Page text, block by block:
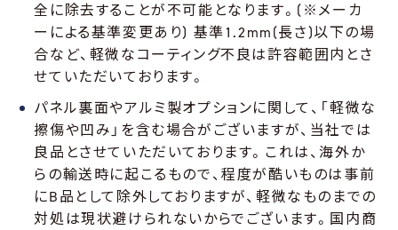
全に除去することが不可能となります。(※メーカ
ーによる基準変更あり) 基準1.2mm(長さ)以下の場
合など、軽微なコーティング不良は許容範囲内とさ
せていただいております。
パネル裏面やアルミ製オプションに関して、「軽微な
擦傷や凹み」を含む場合がございますが、当社では
良品とさせていただいております。これは、海外か
らの輸送時に起こるもので、程度が酷いものは事前
にB品として除外しておりますが、軽微なものまでの
対処は現状避けられないからでございます。国内商